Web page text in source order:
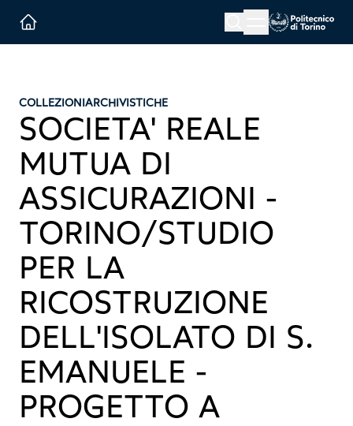
Menu button
COLLEZIONIARCHIVISTICHE
SOCIETA' REALE
MUTUA DI
ASSICURAZIONI -
TORINO/STUDIO
PER LA
RICOSTRUZIONE
DELL'ISOLATO DI S.
EMANUELE -
PROGETTO A